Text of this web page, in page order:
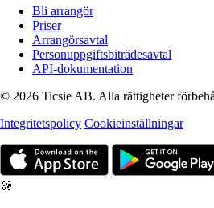
Bli arrangör
Priser
Arrangörsavtal
Personuppgiftsbiträdesavtal
API-dokumentation
© 2026 Ticsie AB. Alla rättigheter
Integritetspolicy Cookieinställningar
🍪